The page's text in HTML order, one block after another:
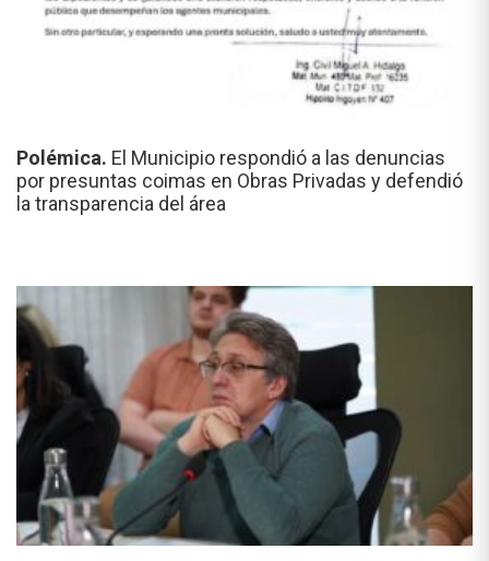
Polémica. El Municipio respondió a las denuncias
por presuntas coimas en Obras Privadas y defendió
la transparencia del área